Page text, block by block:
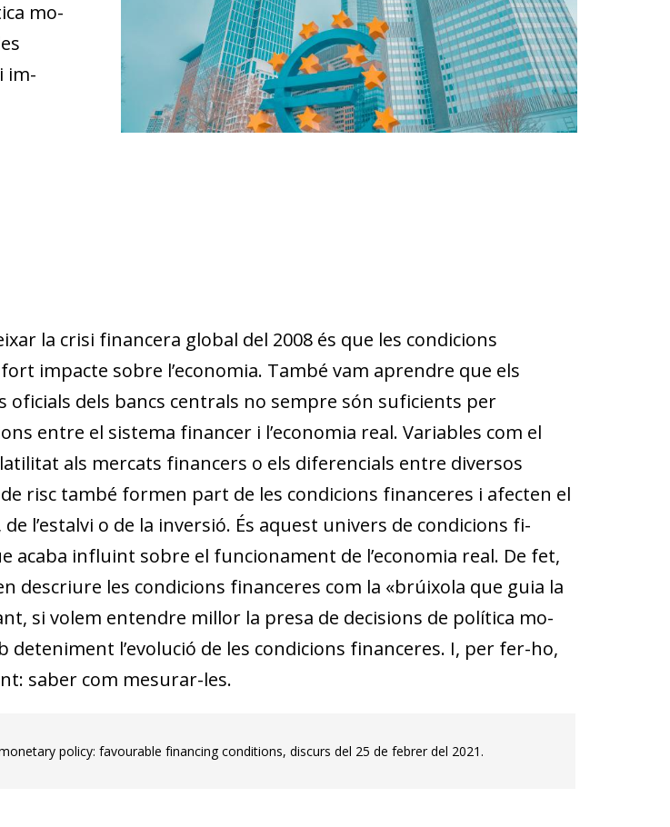
mo­­
im­­
la crisi financera global del 2008 és que les condicions
impacte sobre l’economia. També vam aprendre que els
oficials dels bancs centrals no sempre són suficients per
entre el sistema financer i l’economia real. Variables com el
als mercats fi­­nancers o els diferencials entre diversos
risc també formen part de les condicions financeres i afecten el
l’estalvi o de la inversió. És aquest univers de condicions fi­­
acaba influint sobre el fun­­cio­­nament de l’economia real. De fet,
descriure les condicions financeres com la «brúixola que guia la
si vo­­lem entendre millor la presa de decisions de política mo­­
deteniment l’evolució de les condicions financeres. I, per fer-ho,
saber com mesurar-les.
policy: favourable financing conditions, discurs del 25 de febrer del 2021.